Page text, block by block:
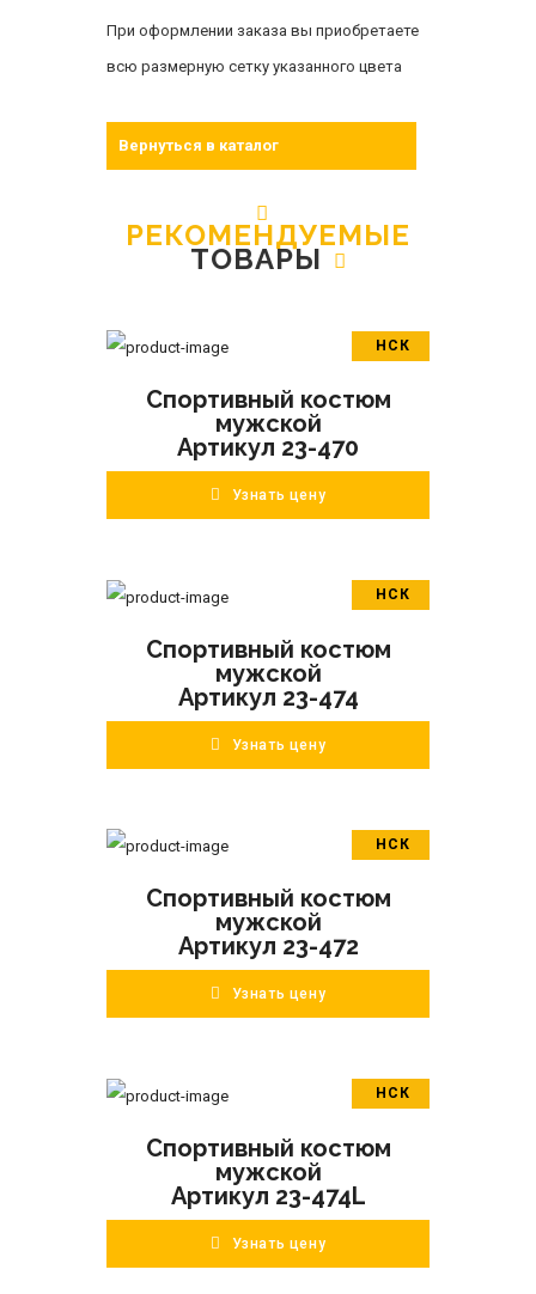
При оформлении заказа вы приобретаете
всю размерную сетку указанного цвета
Вернуться в каталог
РЕКОМЕНДУЕМЫЕ
ТОВАРЫ
НСК
ПОДРОБНЕЕ
Спортивный костюм
мужской
Артикул 23-470
Узнать цену
НСК
ПОДРОБНЕЕ
Спортивный костюм
мужской
Артикул 23-474
Узнать цену
НСК
ПОДРОБНЕЕ
Спортивный костюм
мужской
Артикул 23-472
Узнать цену
НСК
ПОДРОБНЕЕ
Спортивный костюм
мужской
Артикул 23-474L
Узнать цену